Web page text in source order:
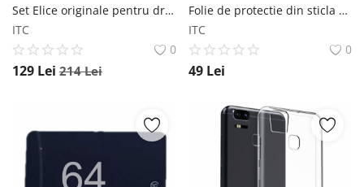
Set Elice originale pentru drona Xiaomi Mi Drone 4K Alb Xiaomi
ITC
0
129 Lei 214Lei
Folie de protectie din sticla LeTV Leeco Le S3 -DualStore
ITC
0
49 Lei